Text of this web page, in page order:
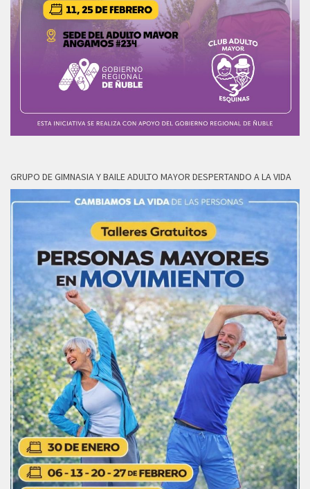
GRUPO DE GIMNASIA Y BAILE ADULTO MAYOR DESPERTANDO A LA VIDA